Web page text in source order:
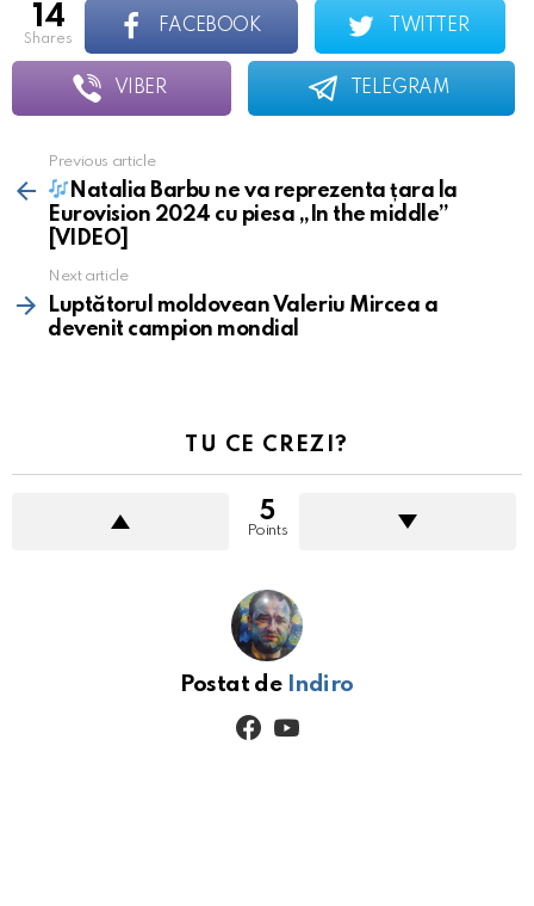
14
shares
FACEBOOK TWITTER
VIBER TELEGRAM
more
Previous article
Natalia Barbu ne va reprezenta țara la
Eurovision 2024 cu piesa „In the middle”
[VIDEO]
Next article
Luptătorul moldovean Valeriu Mircea a
devenit campion mondial
TU CE CREZI?
5
Points
Postat de Indiro